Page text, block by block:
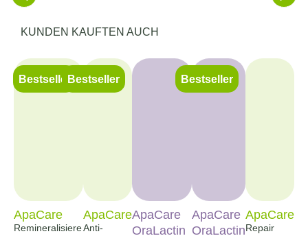
KUNDEN KAUFTEN AUCH
Bestseller
ApaCare
Remineralisiere
Bestseller
ApaCare
Anti-
ApaCare
OraLactin
Bestseller
ApaCare
OraLactin
ApaCare
Repair